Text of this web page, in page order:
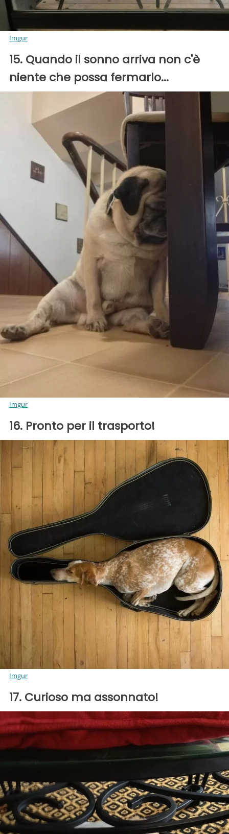
Imgur
15. Quando il sonno arriva non c'è
niente che possa fermarlo...
Imgur
16. Pronto per il trasporto!
Imgur
17. Curioso ma assonnato!